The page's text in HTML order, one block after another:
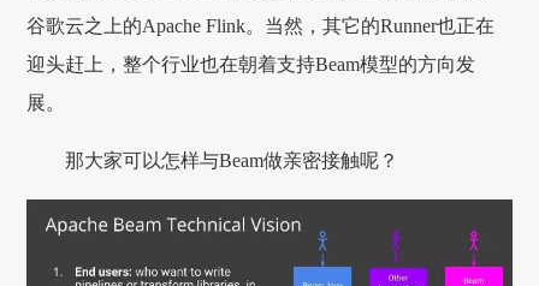
谷歌云之上的Apache Flink。当然，其它的Runner也正在
迎头赶上，整个行业也在朝着支持Beam模型的方向发
展。
那大家可以怎样与Beam做亲密接触呢？